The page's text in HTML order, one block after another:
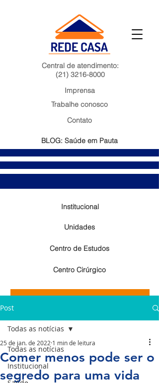
Central de atendimento:
(21) 3216-8000
Unidades
Centro Cirúrgico
Centro de Estudos
Institucional
Imprensa
Trabalhe conosco
Contato
BLOG: Saúde em Pauta
Resultados de exames laboratoriais
Post
Todas as notícias
Institucional
Todas as notícias
Comer menos pode ser o
segredo para uma vida
25 de jan. de 2022 1 min de leitura